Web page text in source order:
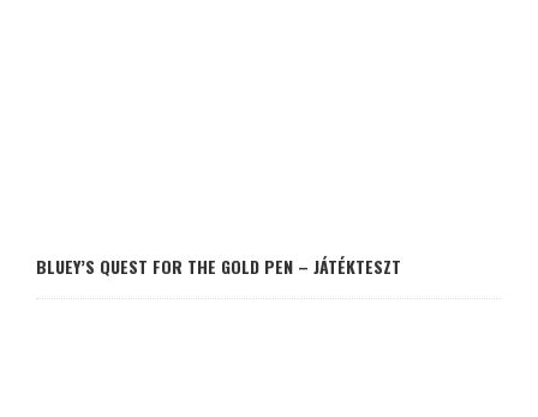
BLUEY’S QUEST FOR THE GOLD PEN – JÁTÉKTESZT